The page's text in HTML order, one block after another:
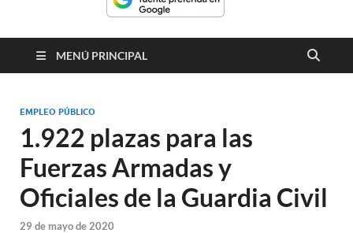
MENÚ PRINCIPAL
EMPLEO PÚBLICO
1.922 plazas para las
Fuerzas Armadas y
Oficiales de la Guardia Civil
29 de mayo de 2020